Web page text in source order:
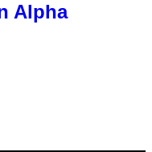
Alpha